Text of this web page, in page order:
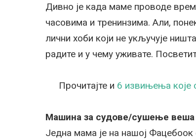
Дивно је када маме проводе
часовима и тренинзима. Али,
лични хоби који не укључује
радите и у чему уживате.
Прочитајте и 6 извињења које
Машина за судове/сушење веша
Једна мама је на нашој